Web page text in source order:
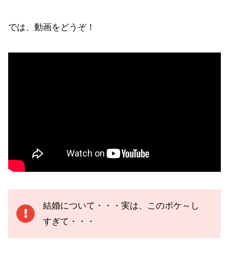
では、動画をどうぞ！
結婚について・・・実は、このボケ～し
すぎて・・・